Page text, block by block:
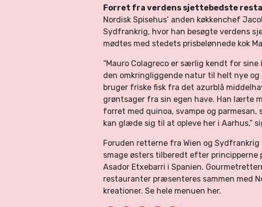
Forret fra verdens sjettebedste
Nordisk Spisehus’ anden køkkenchef
Sydfrankrig, hvor han besøgte verdens
mødtes med stedets prisbelønnede kok
“Mauro Colagreco er særlig kendt for
den omkringliggende natur til helt nye
bruger friske fisk fra det azurblå
grøntsager fra sin egen have. Han lærte
forret med quinoa, svampe og
kan glæde sig til at opleve her i Aarhus,”
Foruden retterne fra Wien og
smage østers tilberedt efter principperne
Asador Etxebarri i Spanien.
restauranter præsenteres sammen med
kreationer. Se hele menuen her.